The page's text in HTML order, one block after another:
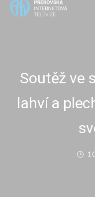
Soutěž ve
lahví a